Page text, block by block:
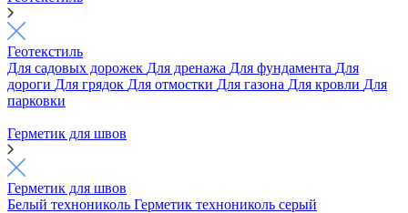
Геотекстиль
Для садовых дорожек Для дренажа Для фундамента Для
дороги Для грядок Для отмостки Для газона Для кровли Для
парковки
Герметик для швов
Герметик для швов
Белый технониколь Герметик технониколь серый